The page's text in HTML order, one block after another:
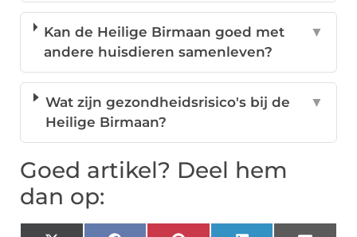
Kan de Heilige Birmaan goed met
andere huisdieren samenleven?
▼
Wat zijn gezondheidsrisico's bij de
Heilige Birmaan?
▼
Goed artikel? Deel hem
dan op: